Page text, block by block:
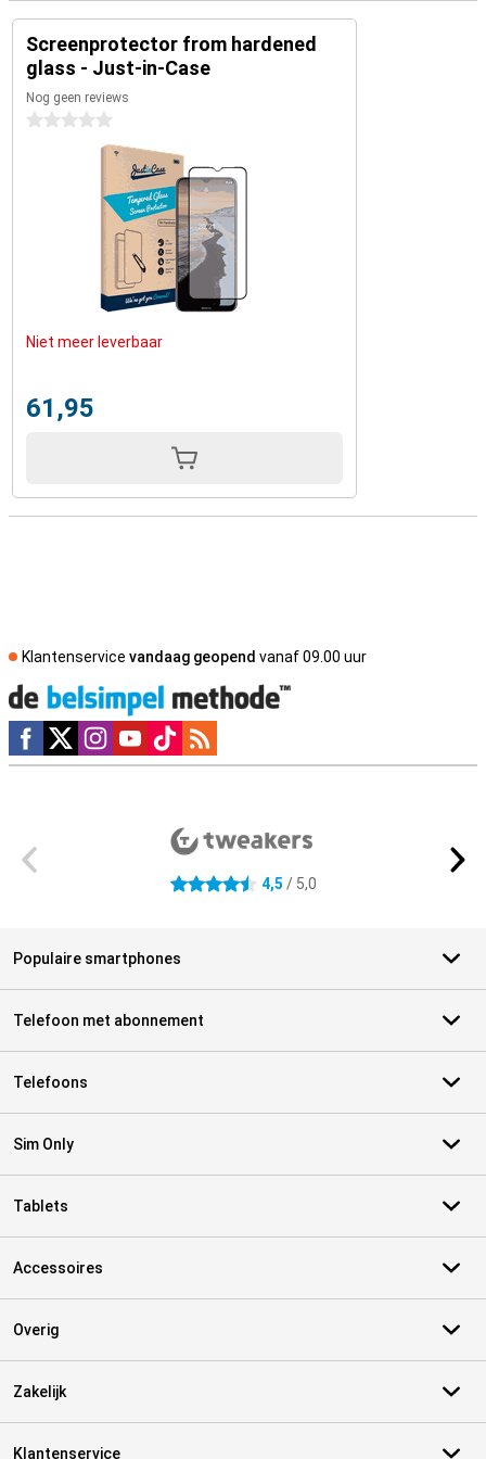
Screenprotector from hardened
glass - Just-in-Case
Nog geen reviews
0 sterren
Niet meer leverbaar
61,95
Klantenservice vandaag geopend vanaf 09.00 uur
Social media
4.5 sterren 4,5 / 5,0
Populaire smartphones
Telefoon met abonnement
Telefoons
Sim Only
Tablets
Accessoires
Overig
Zakelijk
Klantenservice